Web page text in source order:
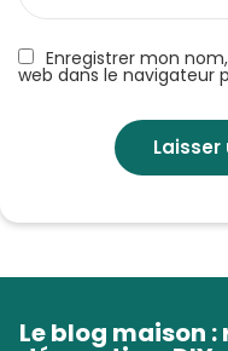
Enregistrer mon
web dans le navigateur
Le blog maison